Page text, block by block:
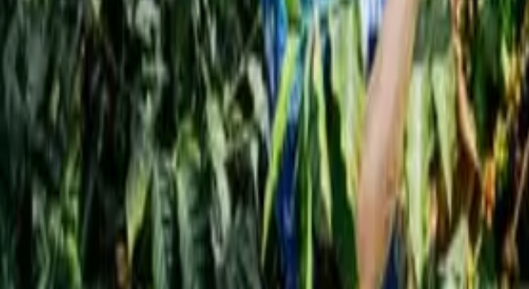
الجزيرة تسلط الضوء على القهوة اليمنية بمعرض كوالالمبور
Qahwa World
12 مايو 2026
5 دقيقة للقراءة
مشاركة